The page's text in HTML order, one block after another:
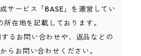
サービス「BASE」を運営してい
所在地を記載しております。
るお問い合わせや、返品などの
からお問い合わせください。